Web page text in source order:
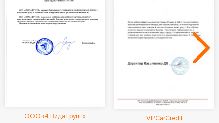
ООО «4 Вида групп» VIPCarCredit